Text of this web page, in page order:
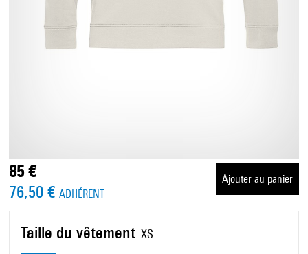
Taille du vêtement XS
85 €
76,50 € ADHÉRENT
Ajouter au panier